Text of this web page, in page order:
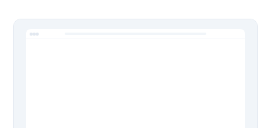
de produits. Jenni AI aide à écrire, citer et éditer plus
intelligemment.